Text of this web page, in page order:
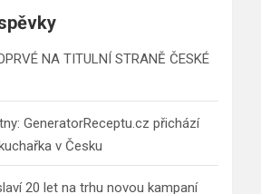
NA TITULNÍ STRANĚ ČESKÉ
GeneratorReceptu.cz přichází
v Česku
20 let na trhu novou kampaní